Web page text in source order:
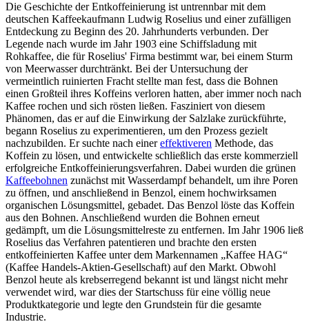
Die Geschichte der Entkoffeinierung ist untrennbar mit dem
deutschen Kaffeekaufmann Ludwig Roselius und einer zufälligen
Entdeckung zu Beginn des 20. Jahrhunderts verbunden. Der
Legende nach wurde im Jahr 1903 eine Schiffsladung mit
Rohkaffee, die für Roselius' Firma bestimmt war, bei einem Sturm
von Meerwasser durchtränkt. Bei der Untersuchung der
vermeintlich ruinierten Fracht stellte man fest, dass die Bohnen
einen Großteil ihres Koffeins verloren hatten, aber immer noch nach
Kaffee rochen und sich rösten ließen. Fasziniert von diesem
Phänomen, das er auf die Einwirkung der Salzlake zurückführte,
begann Roselius zu experimentieren, um den Prozess gezielt
nachzubilden. Er suchte nach einereffektiveren Methode, das
Koffein zu lösen, und entwickelte schließlich das erste kommerziell
erfolgreiche Entkoffeinierungsverfahren. Dabei wurden die grünen
Kaffeebohnen zunächst mit Wasserdampf behandelt, um ihre Poren
zu öffnen, und anschließend in Benzol, einem hochwirksamen
organischen Lösungsmittel, gebadet. Das Benzol löste das Koffein
aus den Bohnen. Anschließend wurden die Bohnen erneut
gedämpft, um die Lösungsmittelreste zu entfernen. Im Jahr 1906 ließ
Roselius das Verfahren patentieren und brachte den ersten
entkoffeinierten Kaffee unter dem Markennamen „Kaffee HAG“
(Kaffee Handels-Aktien-Gesellschaft) auf den Markt. Obwohl
Benzol heute als krebserregend bekannt ist und längst nicht mehr
verwendet wird, war dies der Startschuss für eine völlig neue
Produktkategorie und legte den Grundstein für die gesamte
Industrie.